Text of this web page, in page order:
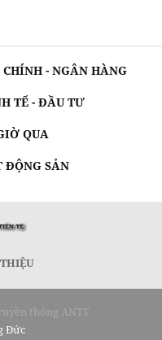
- NGÂN HÀNG
TẾ - ĐẦU TƯ
QUA
ĐỘNG SẢN
thông ANTT
Đức